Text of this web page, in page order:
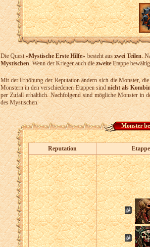
Die Quest«Mystische Erste Hilfe»besteht aus zwei Teilen.
Mystischen. Wenn der Krieger auch diezweiteEtappe
Mit der Erhöhung der Reputation ändern sich die Monster,
Monstern in den verschiedenen Etappen sindnicht als
per Zufall erhältlich. Nachfolgend sind mögliche Monster in
des Mystischen.
Monster
Reputation